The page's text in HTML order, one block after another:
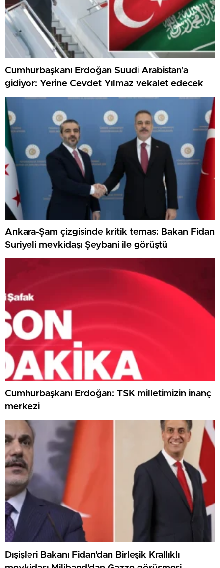
Cumhurbaşkanı Erdoğan Suudi Arabistan’a
gidiyor: Yerine Cevdet Yılmaz vekalet edecek
Ankara-Şam çizgisinde kritik temas: Bakan Fidan
Suriyeli mevkidaşı Şeybani ile görüştü
Cumhurbaşkanı Erdoğan: TSK milletimizin inanç
merkezi
Dışişleri Bakanı Fidan’dan Birleşik Krallıklı